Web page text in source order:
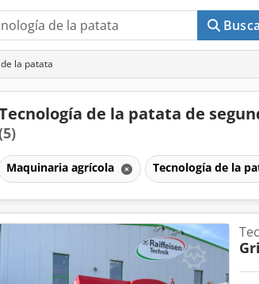
la patata
de la patata de
Maquinaria agrícola Tecnología de la